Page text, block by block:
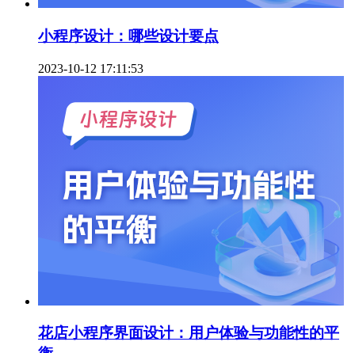
小程序设计：哪些设计要点
2023-10-12 17:11:53
花店小程序界面设计：用户体验与功能性的平